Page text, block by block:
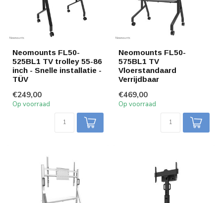
Neomounts FL50-
525BL1 TV trolley 55-86
inch - Snelle installatie -
TÜV
€249,00
Op voorraad
Neomounts FL50-
575BL1 TV
Vloerstandaard
Verrijdbaar
€469,00
Op voorraad